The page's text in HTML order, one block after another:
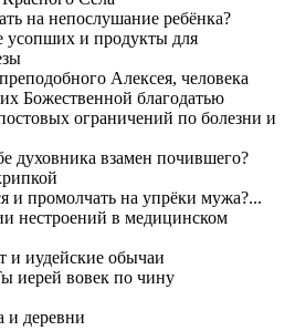
на непослушание ребёнка?
и продукты для
Алексея, человека
Божественной благодатью
ограничений по болезни и
духовника взамен почившего?
и промолчать на упрёки мужа?...
нестроений в медицинском
и иудейские обычаи
иерей вовек по чину
и деревни